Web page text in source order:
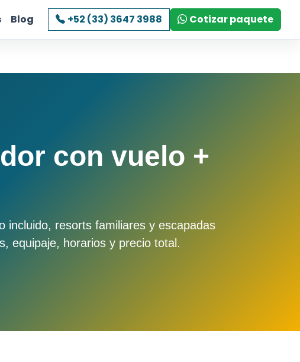
Blog +52 (33) 3647 3988 Cotizar paquete
con vuelo +
incluido, resorts familiares y escapadas
equipaje, horarios y precio total.